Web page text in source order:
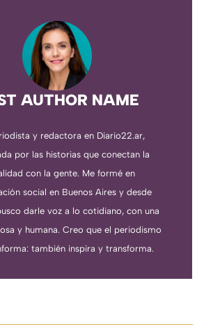
AUTHOR NAME
y redactora en Diario22.ar,
por las historias que conectan la
con la gente. Me formé en
social en Buenos Aires y desde
darle voz a lo cotidiano, con una
y humana. Creo que el periodismo
también inspira y transforma.